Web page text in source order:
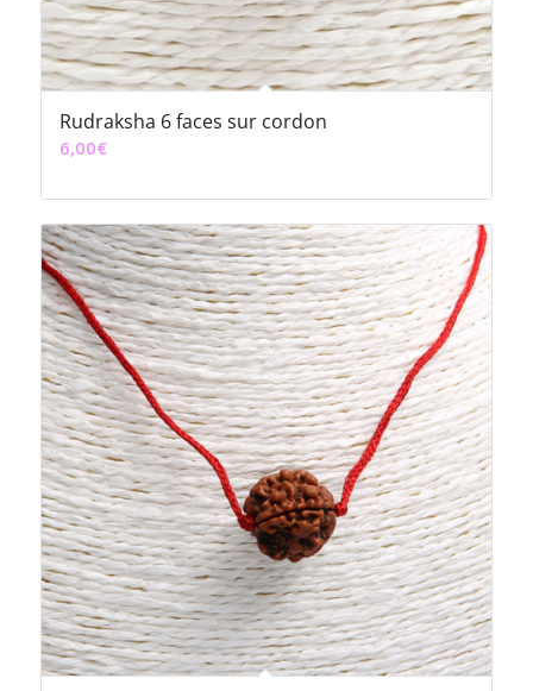
Rudraksha 6 faces sur cordon
6,00€